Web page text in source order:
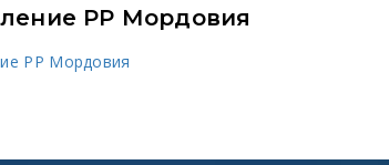
РР Мордовия
РР Мордовия